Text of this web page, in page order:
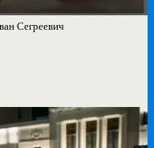
Сегреевич